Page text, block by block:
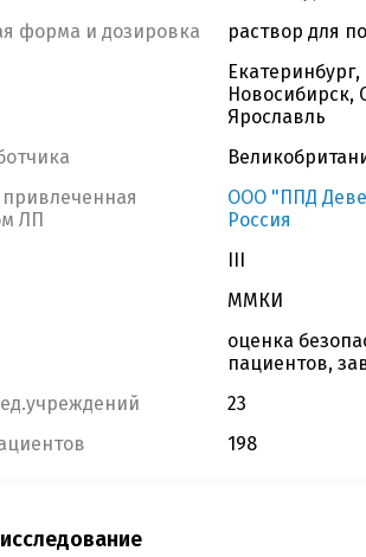
форма и дозировка
раствор для
Новосибирск,
Ярославль
ЛП
ООО "ППД
Россия
III
ММКИ
оценка
пациентов,
23
198